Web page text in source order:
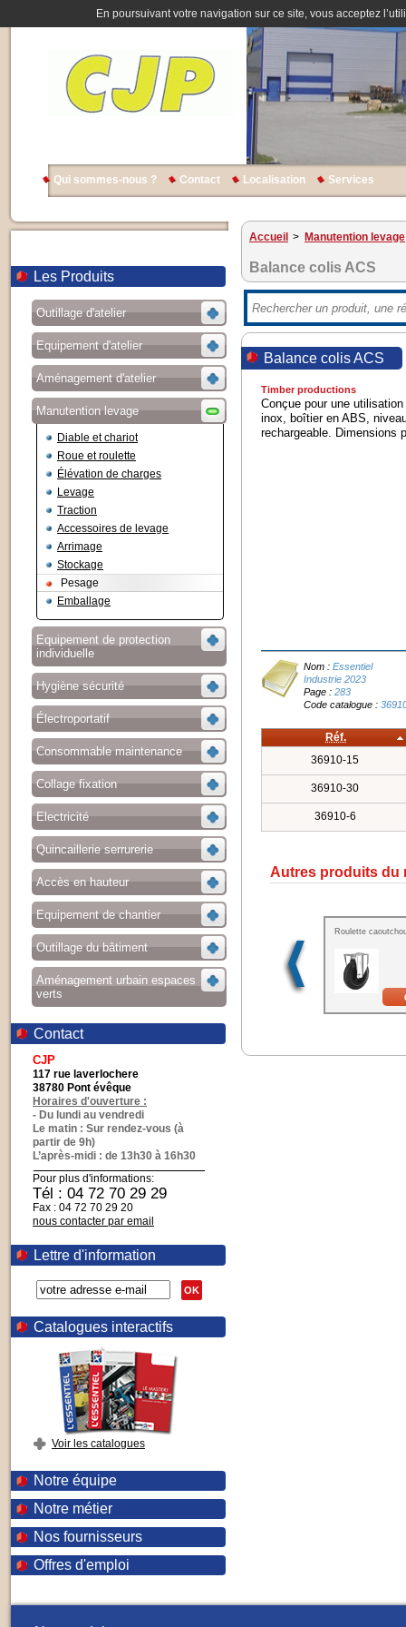
En poursuivant votre navigation sur ce site, vous acceptez
Qui sommes-nous ? Contact Localisation Services
Les Produits
Outillage d'atelier
Equipement d'atelier
Aménagement d'atelier
Manutention levage
Diable et chariot
Roue et roulette
Élévation de charges
Levage
Traction
Accessoires de levage
Arrimage
Stockage
Pesage
Emballage
Equipement de protection
individuelle
Hygiène sécurité
Électroportatif
Consommable maintenance
Collage fixation
Electricité
Quincaillerie serrurerie
Accès en hauteur
Equipement de chantier
Outillage du bâtiment
Aménagement urbain espaces
verts
Contact
CJP
117 rue laverlochere
38780 Pont évêque
Horaires d'ouverture :
- Du lundi au vendredi
Le matin : Sur rendez-vous (à
partir de 9h)
L’après-midi : de 13h30 à 16h30
Pour plus d'informations:
Tél : 04 72 70 29 29
Fax : 04 72 70 29 20
nous contacter par email
Lettre d'information
OK
Catalogues interactifs
Voir les catalogues
Notre équipe
Notre métier
Nos fournisseurs
Offres d'emploi
Accueil > Manutention levage
Balance colis ACS
Balance colis ACS
Timber productions
Conçue pour une
inox, boîtier en ABS,
rechargeable. Dimensions
Nom :Essentiel
Industrie 2023
Page :283
Code catalogue :
Réf.
36910-15
36910-30
36910-6
Autres produits du
Roulette